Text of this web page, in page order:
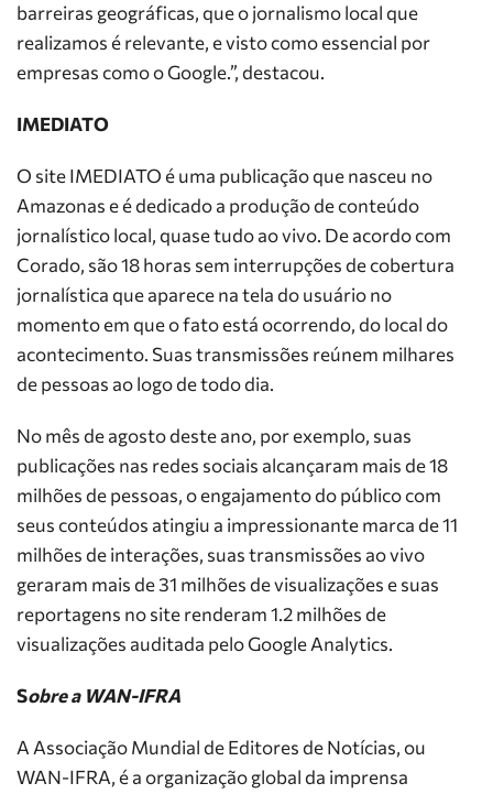
barreiras geográficas, que o jornalismo local que
realizamos é relevante, e visto como essencial por
empresas como o Google.”, destacou.
IMEDIATO
O site IMEDIATO é uma publicação que nasceu no
Amazonas e é dedicado a produção de conteúdo
jornalístico local, quase tudo ao vivo. De acordo com
Corado, são 18 horas sem interrupções de cobertura
jornalística que aparece na tela do usuário no
momento em que o fato está ocorrendo, do local do
acontecimento. Suas transmissões reúnem milhares
de pessoas ao logo de todo dia.
No mês de agosto deste ano, por exemplo, suas
publicações nas redes sociais alcançaram mais de 18
milhões de pessoas, o engajamento do público com
seus conteúdos atingiu a impressionante marca de 11
milhões de interações, suas transmissões ao vivo
geraram mais de 31 milhões de visualizações e suas
reportagens no site renderam 1.2 milhões de
visualizações auditada pelo Google Analytics.
Sobre a WAN-IFRA
A Associação Mundial de Editores de Notícias, ou
WAN-IFRA, é a organização global da imprensa